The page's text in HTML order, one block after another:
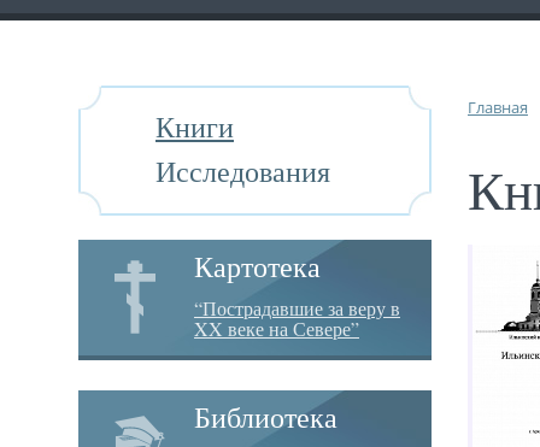
Книги
Исследования
Картотека
“Пострадавшие за веру в
XX веке на Севере”
Библиотека
Главная